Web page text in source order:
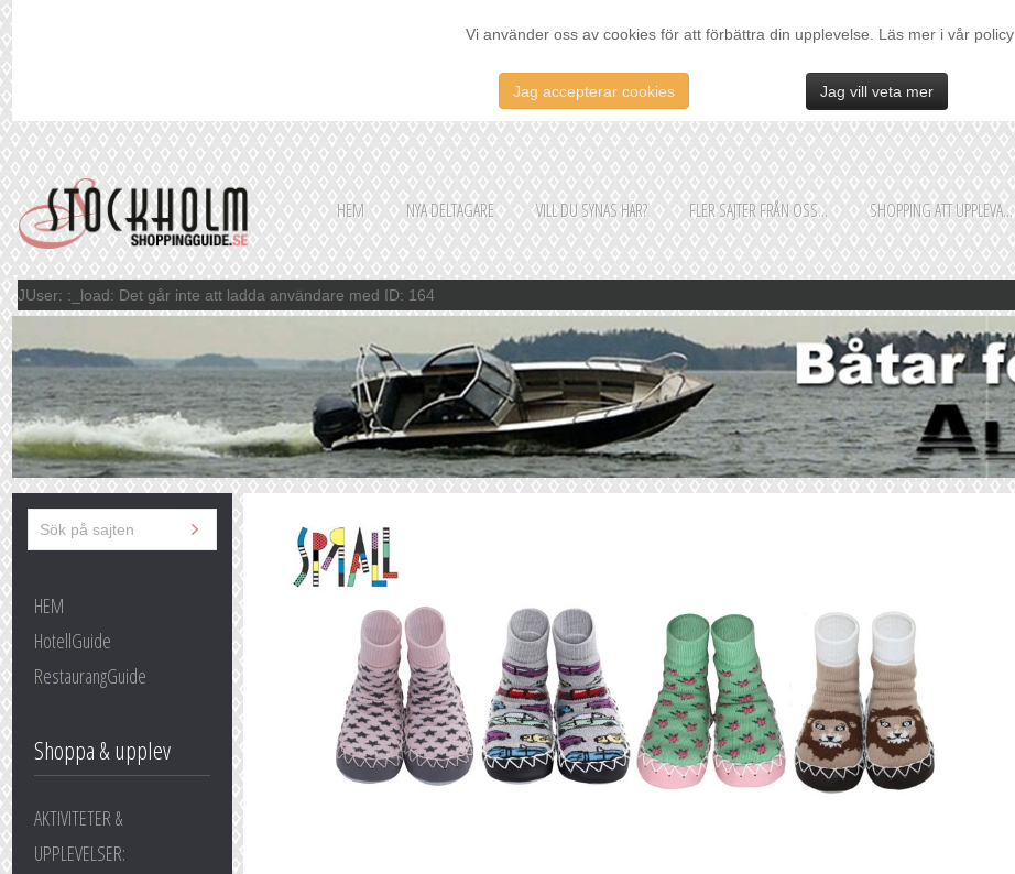
Vi använder oss av cookies för att förbättra din upplevelse. Läs mer i vår policy
Jag accepterar cookies Jag vill veta mer
HEM NYA DELTAGARE VILL DU SYNAS HÄR? FLER SAJTER FRÅN OSS... SHOPPING ATT UPPLEVA...
JUser: :_load: Det går inte att ladda användare med ID: 164
HEM
HotellGuide
RestaurangGuide
Shoppa & upplev
AKTIVITETER &
UPPLEVELSER: